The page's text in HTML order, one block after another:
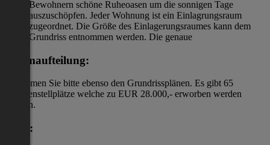
Bewohnern schöne Ruheoasen um die sonnigen Tage
auszuschöpfen. Jeder Wohnung ist ein Einlagrungsraum
zugeordnet. Die Größe des Einlagerungsraumes kann dem
Grundriss entnommen werden. Die genaue
Raumaufteilung:
entnehmen Sie bitte ebenso den Grundrissplänen. Es gibt 65
Garagenstellplätze welche zu EUR 28.000,- erworben werden
können.
Lage: